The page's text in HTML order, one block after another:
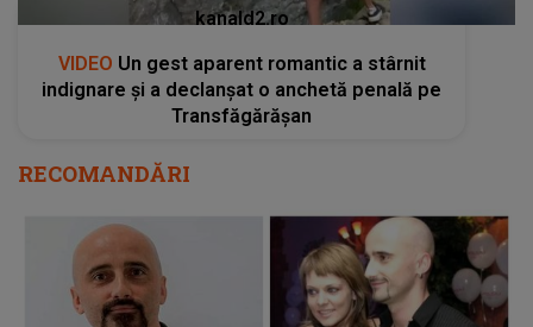
kanald2.ro
VIDEO Un gest aparent romantic a stârnit
indignare și a declanșat o anchetă penală pe
Transfăgărășan
RECOMANDĂRI